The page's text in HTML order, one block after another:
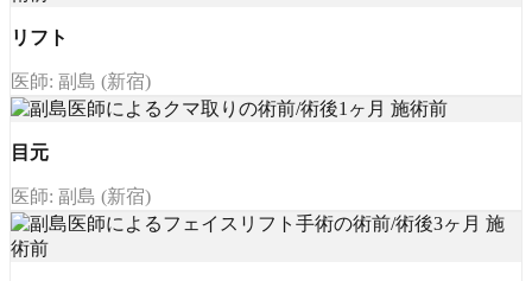
リフト
医師: 副島 (新宿)
目元
医師: 副島 (新宿)